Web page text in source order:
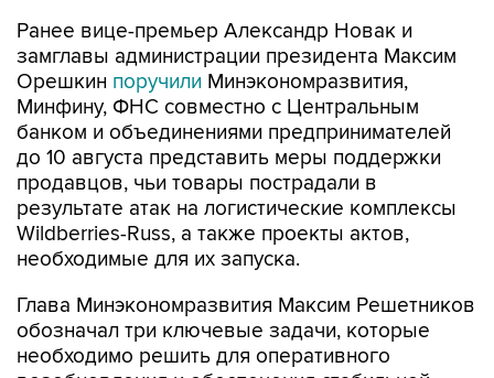
Ранее вице-премьер Александр Новак и
замглавы администрации президента Максим
Орешкин поручили Минэкономразвития,
Минфину, ФНС совместно с Центральным
банком и объединениями предпринимателей
до 10 августа представить меры поддержки
продавцов, чьи товары пострадали в
результате атак на логистические комплексы
Wildberries-Russ, а также проекты актов,
необходимые для их запуска.
Глава Минэкономразвития Максим Решетников
обозначал три ключевые задачи, которые
необходимо решить для оперативного